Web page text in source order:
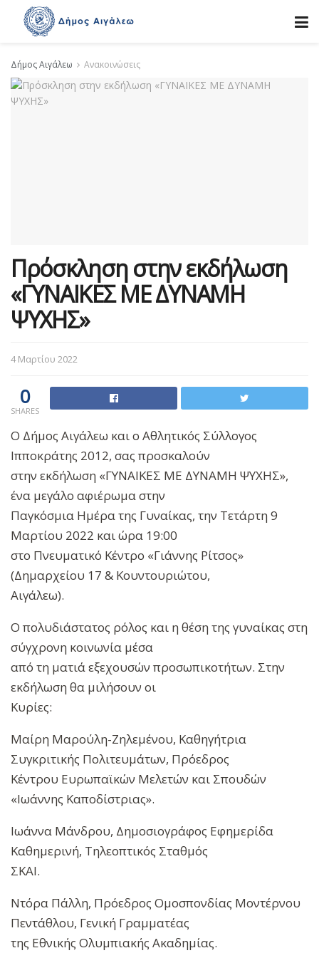
Δήμος Αιγάλεω Ανακοινώσεις
Πρόσκληση στην εκδήλωση
«ΓΥΝΑΙΚΕΣ ΜΕ ΔΥΝΑΜΗ
ΨΥΧΗΣ»
4 Μαρτίου 2022
0
SHARES
Ο Δήμος Αιγάλεω και ο Αθλητικός Σύλλογος
Ιπποκράτης 2012, σας προσκαλούν
στην εκδήλωση «ΓΥΝΑΙΚΕΣ ΜΕ ΔΥΝΑΜΗ ΨΥΧΗΣ»,
ένα μεγάλο αφιέρωμα στην
Παγκόσμια Ημέρα της Γυναίκας, την Τετάρτη 9
Μαρτίου 2022 και ώρα 19:00
στο Πνευματικό Κέντρο «Γιάννης Ρίτσος»
(Δημαρχείου 17 & Κουντουριώτου,
Αιγάλεω).
Ο πολυδιάστατος ρόλος και η θέση της γυναίκας στη
σύγχρονη κοινωνία μέσα
από τη ματιά εξεχουσών προσωπικοτήτων. Στην
εκδήλωση θα μιλήσουν οι
Κυρίες:
Μαίρη Μαρούλη-Ζηλεμένου, Καθηγήτρια
Συγκριτικής Πολιτευμάτων, Πρόεδρος
Κέντρου Ευρωπαϊκών Μελετών και Σπουδών
«Ιωάννης Καποδίστριας».
Ιωάννα Μάνδρου, Δημοσιογράφος Εφημερίδα
Καθημερινή, Τηλεοπτικός Σταθμός
ΣΚΑΙ.
Ντόρα Πάλλη, Πρόεδρος Ομοσπονδίας Μοντέρνου
Πεντάθλου, Γενική Γραμματέας
της Εθνικής Ολυμπιακής Ακαδημίας.